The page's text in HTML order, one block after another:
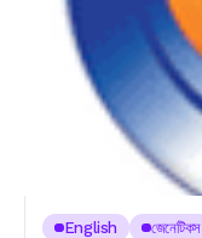
English জেনেটিকস